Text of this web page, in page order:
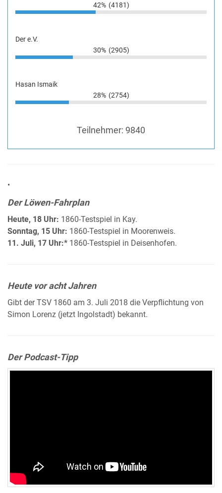
42% (4181)
Der e.V.
30% (2905)
Hasan Ismaik
28% (2754)
Teilnehmer: 9840
•
Der Löwen-Fahrplan
Heute, 18 Uhr: 1860-Testspiel in Kay.
Sonntag, 15 Uhr: 1860-Testspiel in Moorenweis.
11. Juli, 17 Uhr:* 1860-Testspiel in Deisenhofen.
Heute vor acht Jahren
Gibt der TSV 1860 am 3. Juli 2018 die Verpflichtung von
Simon Lorenz (jetzt Ingolstadt) bekannt.
Der Podcast-Tipp